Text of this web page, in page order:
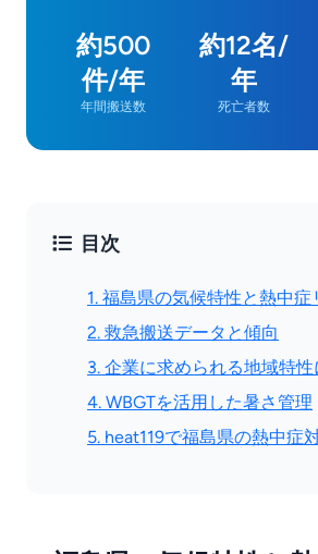
約500
件/年
年間搬送数
約12名/
年
死亡者数
目次
1. 福島県の気候特性と熱中症
2. 救急搬送データと傾向
3. 企業に求められる地域特
4. WBGTを活用した暑さ管理
5. heat119で福島県の熱中症